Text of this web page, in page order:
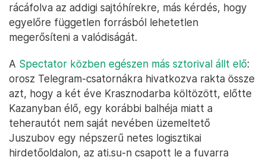
rácáfolva az addigi sajtóhírekre, más kérdés, hogy
egyelőre független forrásból lehetetlen
megerősíteni a valódiságát.
A Spectator közben egészen más sztorival állt elő:
orosz Telegram-csatornákra hivatkozva rakta össze
azt, hogy a két éve Krasznodarba költözött, előtte
Kazanyban élő, egy korábbi balhéja miatt a
teherautót nem saját nevében üzemeltető
Juszubov egy népszerű netes logisztikai
hirdetőoldalon, az ati.su-n csapott le a fuvarra